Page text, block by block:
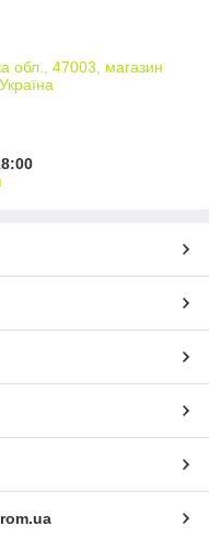
обл., 47003, магазин